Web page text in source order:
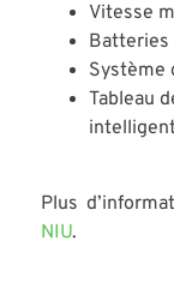
Vitesse
Batteries
Système
Tableau
Plus
NIU.